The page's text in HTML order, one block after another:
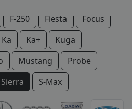
AUTO
COMPANII
F-250 Fiesta
Focus
Ka Ka+
Kuga
Mustang
Probe
Sierra
S-Max
Windstar